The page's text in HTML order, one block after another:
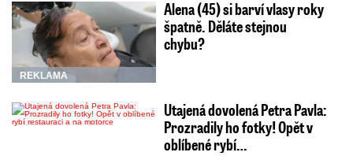
REKLAMA
Alena (45) si barví vlasy roky
špatně. Děláte stejnou
chybu?
Utajená dovolená Petra Pavla:
Prozradily ho fotky! Opět v
oblíbené rybí…